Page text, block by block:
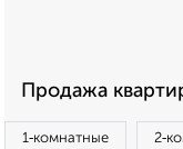
Продажа
1‑комнатные